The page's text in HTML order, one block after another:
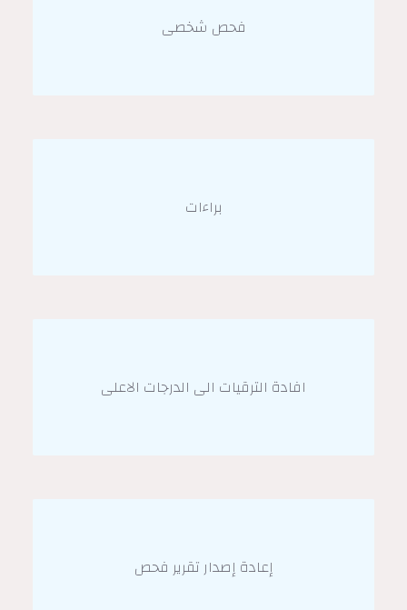
فحص شخصى
براءات
افادة الترقيات الى الدرجات الاعلى
إعادة إصدار تقرير فحص